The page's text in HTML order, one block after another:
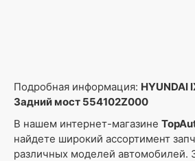
Подробная информация: HYUNDAI
Задний мост 554102Z000
В нашем интернет-магазине
найдете широкий ассортимент
различных моделей автомобилей.